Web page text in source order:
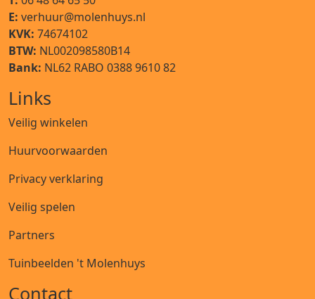
E: verhuur@molenhuys.nl
KVK: 74674102
BTW: NL002098580B14
Bank: NL62 RABO 0388 9610 82
Links
Veilig winkelen
Huurvoorwaarden
Privacy verklaring
Veilig spelen
Partners
Tuinbeelden 't Molenhuys
Contact